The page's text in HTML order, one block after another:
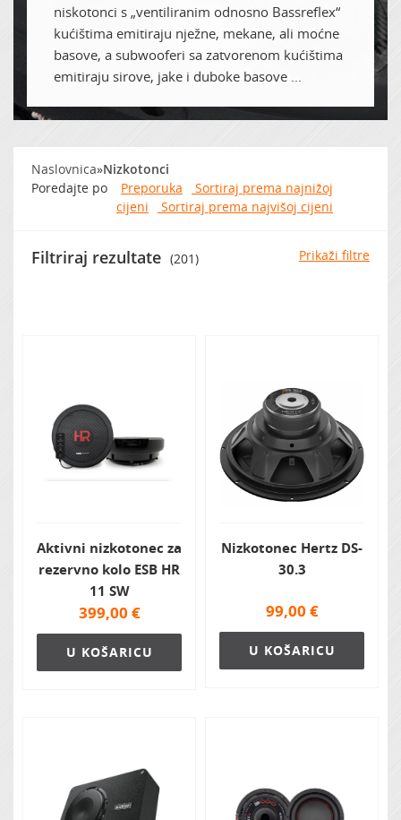
MARKET (do -60%)
Zvočna izolacija
niskotonci s „ventiliranim odnosno Bassreflex“
kućištima emitiraju nježne, mekane, ali moćne
basove, a subwooferi sa zatvorenom kućištima
emitiraju sirove, jake i duboke basove ...
Naslovnica»Nizkotonci
Poredajte po
Preporuka
Sortiraj prema najnižoj
cijeni
Sortiraj prema najvišoj cijeni
Filtriraj rezultate (201) Prikaži filtre
Aktivni nizkotonec za
rezervno kolo ESB HR
11 SW
399,00 €
U KOŠARICU
Nizkotonec Hertz DS-
30.3
99,00 €
U KOŠARICU